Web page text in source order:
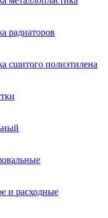
радиаторов
сшитого полиэтилена
и расходные